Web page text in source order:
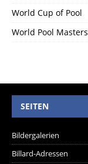
World Cup of Pool
World Pool Masters
SEITEN
Bildergalerien
Billard-Adressen